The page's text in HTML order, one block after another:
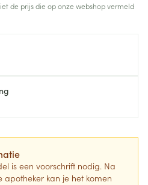
de prijs die op onze webshop vermeld
is een voorschrift nodig. Na
kan je het komen